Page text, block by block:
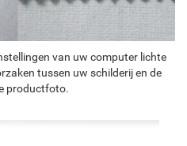
van uw computer lichte
tussen uw schilderij en de
productfoto.